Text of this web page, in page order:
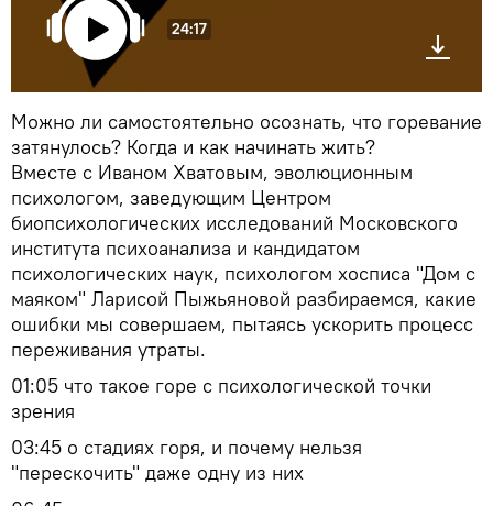
24:17
Можно ли самостоятельно осознать, что горевание
затянулось? Когда и как начинать жить?
Вместе с Иваном Хватовым, эволюционным
психологом, заведующим Центром
биопсихологических исследований Московского
института психоанализа и кандидатом
психологических наук, психологом хосписа "Дом с
маяком" Ларисой Пыжьяновой разбираемся, какие
ошибки мы совершаем, пытаясь ускорить процесс
переживания утраты.
01:05 что такое горе с психологической точки
зрения
03:45 о стадиях горя, и почему нельзя
"перескочить" даже одну из них